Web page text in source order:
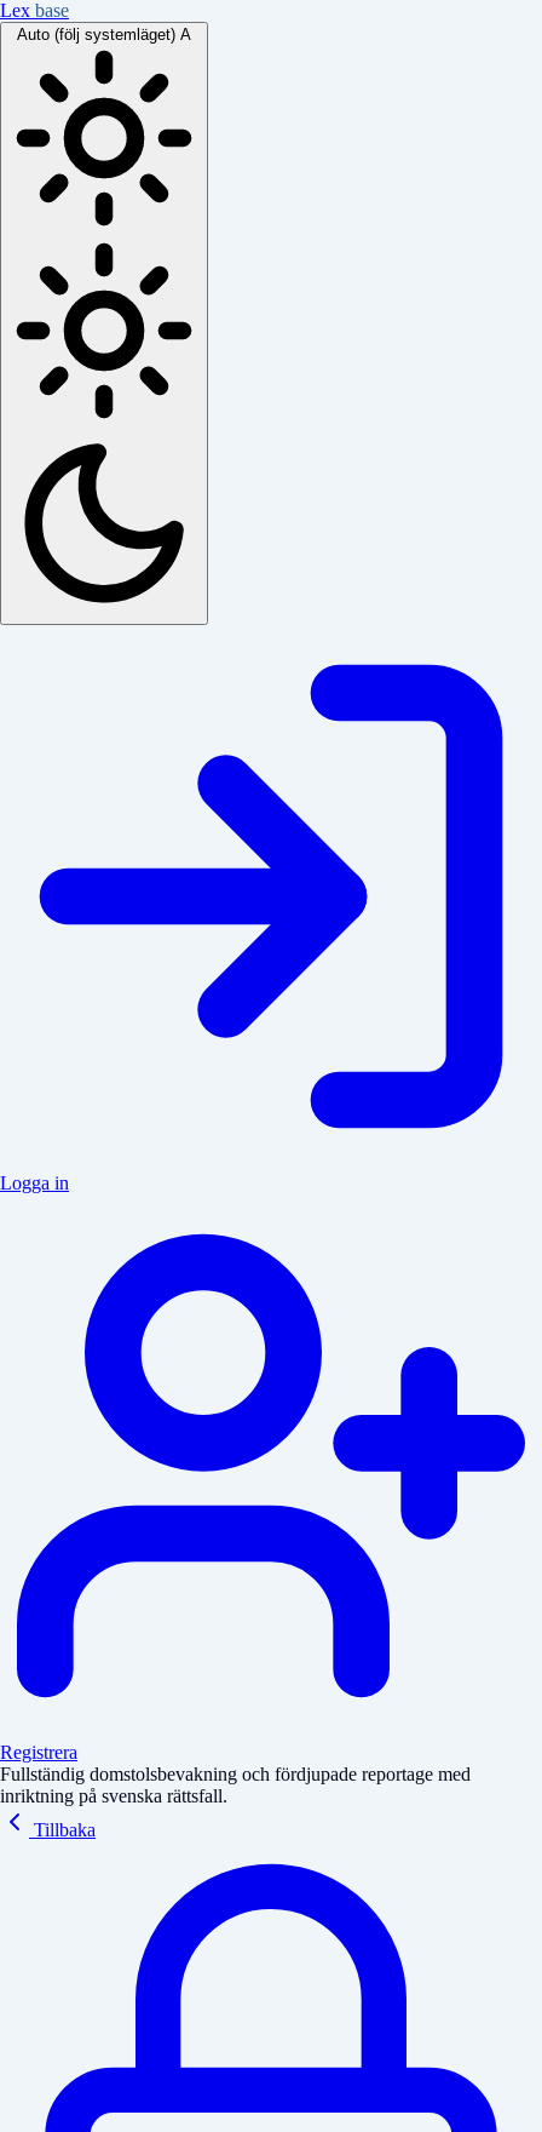
Lex base
Auto (följ systemläget) A
Logga in
Registrera
Fullständig domstolsbevakning och fördjupade reportage med
inriktning på svenska rättsfall.
Tillbaka